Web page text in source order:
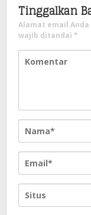
Tinggalkan
Alamat email
wajib ditandai *